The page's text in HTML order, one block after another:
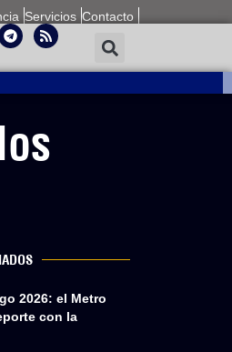
Servicios Contacto
2026: el Metro
con la